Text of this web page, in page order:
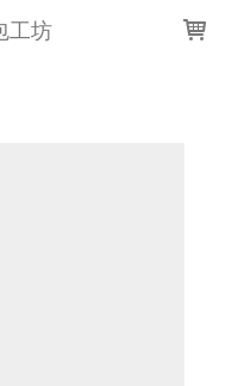
工坊